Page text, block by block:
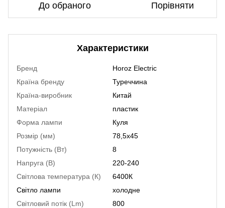
До обраного Порівняти
Характеристики
Бренд
Horoz Electric
Країна бренду
Туреччина
Країна-виробник
Китай
Матеріал
пластик
Форма лампи
Куля
Розмір (мм)
78,5х45
Потужність (Вт)
8
Напруга (В)
220-240
Світлова температура (К)
6400К
Світло лампи
холодне
Світловий потік (Lm)
800